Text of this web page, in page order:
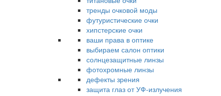
тренды очковой моды
футуристические очки
хипстерские очки
ваши права в оптике
выбираем салон оптики
солнцезащитные линзы
фотохромные линзы
дефекты зрения
защита глаз от УФ-излучения